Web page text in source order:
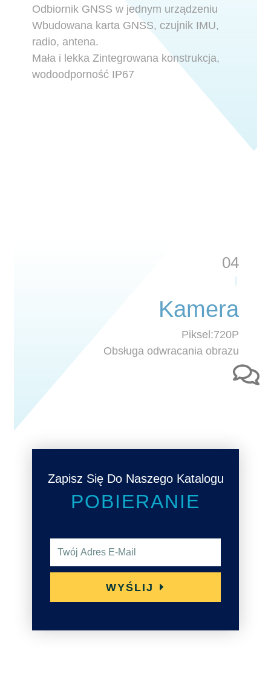
Odbiornik GNSS w jednym urządzeniu
Wbudowana karta GNSS, czujnik IMU,
radio, antena.
Mała i lekka Zintegrowana konstrukcja,
wodoodporność IP67
04
Kamera
Piksel:720P
Obsługa odwracania obrazu
Zapisz Się Do Naszego Katalogu
POBIERANIE
WYŚLIJ